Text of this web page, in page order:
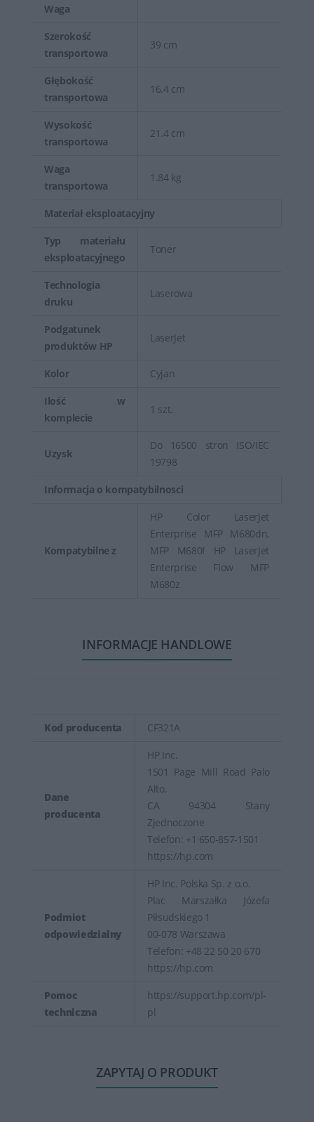
Waga
Szerokość
transportowa
39 cm
Głębokość
transportowa
16.4 cm
Wysokość
transportowa
21.4 cm
Waga
transportowa
1.84 kg
Materiał eksploatacyjny
Typ materiału
eksploatacyjnego
Toner
Technologia
druku
Laserowa
Podgatunek
produktów HP
LaserJet
Kolor Cyjan
Ilość w
komplecie
1 szt.
Uzysk
Do 16500 stron ISO/IEC
19798
Informacja o kompatybilnosci
Kompatybilne z
HP Color LaserJet
Enterprise MFP M680dn,
MFP M680f HP LaserJet
Enterprise Flow MFP
M680z
INFORMACJE HANDLOWE
Kod producenta CF321A
Dane
producenta
HP Inc.
1501 Page Mill Road Palo
Alto,
CA 94304 Stany
Zjednoczone
Telefon: +1 650-857-1501
https://hp.com
Podmiot
odpowiedzialny
HP Inc. Polska Sp. z o.o.
Plac Marszałka Józefa
Piłsudskiego 1
00-078 Warszawa
Telefon: +48 22 50 20 670
https://hp.com
Pomoc
techniczna
https://support.hp.com/pl-
pl
ZAPYTAJ O PRODUKT